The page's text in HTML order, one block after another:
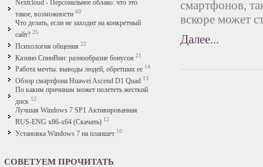
Nextcloud - Персональное облако: что это
такое, возможности 60
Что делать, если не заходит на конкретный
сайт? 25
Психология общения 22
Казино СпинВин: разнообразие бонусов 21
Работа мечты: выводы людей, обретших ее 14
Обзор смартфона Huawei Ascend D1 Quad 13
По каким причинам может полететь жесткий
диск 12
Лучшая Windows 7 SP1 Активированная
RUS-ENG x86-x64 (Скачать) 12
Установка Windows 7 на планшет 10
СОВЕТУЕМ ПРОЧИТАТЬ
смартфонов,
вскоре может
Далее...